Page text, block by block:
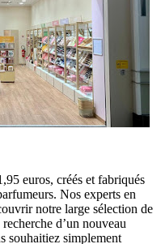
euros, créés et fabriqués
Nos experts en
notre large sélection de
d’un nouveau
souhaitiez simplement